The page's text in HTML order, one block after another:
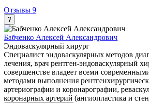
Отзывы 9
?
Бабченко Алексей Александрович
Эндоваскулярный хирург
Специалист эндоваскулярных методов
лечения, врач рентген-эндоваскулярный
совершенстве владеет всеми
методами выполнения
артериографии и коронарографии,
коронарных артерий (ангиопластика и